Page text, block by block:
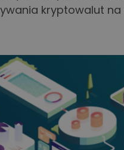
kryptowalut na